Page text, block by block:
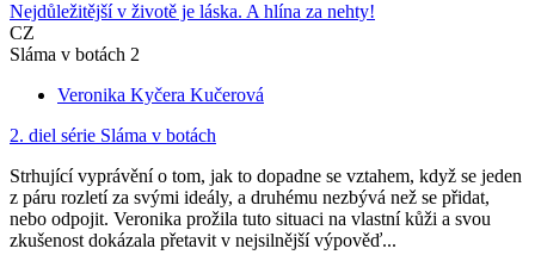
Nejdůležitější v životě je láska. A hlína za nehty!
CZ
Sláma v botách 2
Veronika Kyčera Kučerová
2. diel série Sláma v botách
Strhující vyprávění o tom, jak to dopadne se vztahem, když se jeden
z páru rozletí za svými ideály, a druhému nezbývá než se přidat,
nebo odpojit. Veronika prožila tuto situaci na vlastní kůži a svou
zkušenost dokázala přetavit v nejsilnější výpověď...